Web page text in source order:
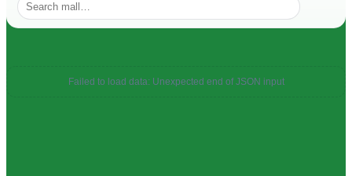
Failed to load data: Unexpected end of JSON input